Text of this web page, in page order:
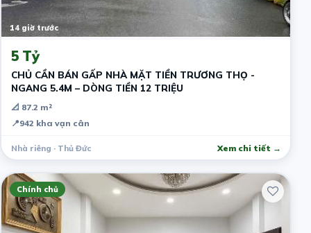
14 giờ trước
5 Tỷ
CHỦ CẦN BÁN GẤP NHÀ MẶT TIỀN TRƯƠNG THỌ -
NGANG 5.4M – DÒNG TIỀN 12 TRIỆU
📐 87.2 m²
📍942 kha vạn cân
Nhà riêng · Thủ Đức Xem chi tiết →
Chính chủ